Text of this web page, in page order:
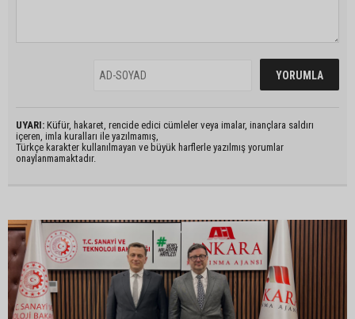
UYARI: Küfür, hakaret, rencide edici cümleler veya imalar, inançlara saldırı
içeren, imla kuralları ile yazılmamış,
Türkçe karakter kullanılmayan ve büyük harflerle yazılmış yorumlar
onaylanmamaktadır.